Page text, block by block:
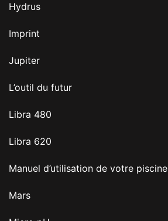
Hydrus
Imprint
Jupiter
L’outil du futur
Libra 480
Libra 620
Manuel d’utilisation de votre piscine
Mars